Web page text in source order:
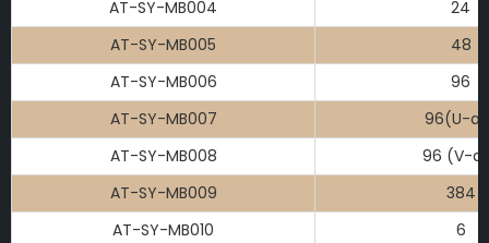
AT-SY-MB004
24
AT-SY-MB005
48
AT-SY-MB006
96
AT-SY-MB007
96(U-
AT-SY-MB008
96 (V-
AT-SY-MB009
384
AT-SY-MB010
6